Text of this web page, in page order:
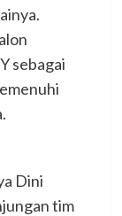
sebagai
Dini
tim